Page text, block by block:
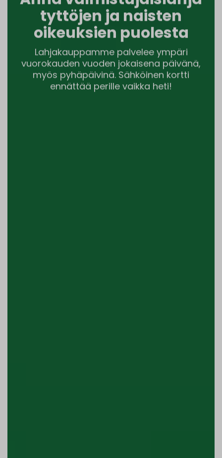
tyttöjen ja naisten
oikeuksien puolesta
Lahjakauppamme palvelee ympäri
vuorokauden vuoden jokaisena päivänä,
myös pyhäpäivinä. Sähköinen kortti
ennättää perille vaikka heti!